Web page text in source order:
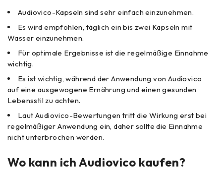
Audiovico-Kapseln sind sehr einfach einzunehmen.
Es wird empfohlen, täglich ein bis zwei Kapseln mit
Wasser einzunehmen.
Für optimale Ergebnisse ist die regelmäßige Einnahme
wichtig.
Es ist wichtig, während der Anwendung von Audiovico
auf eine ausgewogene Ernährung und einen gesunden
Lebensstil zu achten.
Laut Audiovico-Bewertungen tritt die Wirkung erst bei
regelmäßiger Anwendung ein, daher sollte die Einnahme
nicht unterbrochen werden.
Wo kann ich Audiovico kaufen?